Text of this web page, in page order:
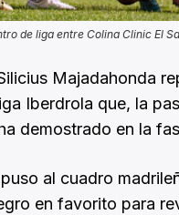
de liga entre Colina Clinic El
Majadahonda
Iberdrola que, la
demostrado en la
al cuadro
en favorito para